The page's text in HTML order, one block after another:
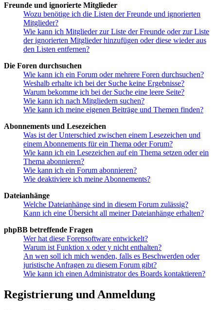
Freunde und ignorierte Mitglieder
Wozu benötige ich die Listen der Freunde und ignorierten
Mitglieder?
Wie kann ich Mitglieder zur Liste der Freunde oder zur Liste
der ignorierten Mitglieder hinzufügen oder diese wieder aus
den Listen entfernen?
Die Foren durchsuchen
Wie kann ich ein Forum oder mehrere Foren durchsuchen?
Weshalb erhalte ich bei der Suche keine Ergebnisse?
Warum bekomme ich bei der Suche eine leere Seite?
Wie kann ich nach Mitgliedern suchen?
Wie kann ich meine eigenen Beiträge und Themen finden?
Abonnements und Lesezeichen
Was ist der Unterschied zwischen einem Lesezeichen und
einem Abonnements für ein Thema oder Forum?
Wie kann ich ein Lesezeichen auf ein Thema setzen oder ein
Thema abonnieren?
Wie kann ich ein Forum abonnieren?
Wie deaktiviere ich meine Abonnements?
Dateianhänge
Welche Dateianhänge sind in diesem Forum zulässig?
Kann ich eine Übersicht all meiner Dateianhänge erhalten?
phpBB betreffende Fragen
Wer hat diese Forensoftware entwickelt?
Warum ist Funktion x oder y nicht enthalten?
An wen soll ich mich wenden, falls es Beschwerden oder
juristische Anfragen zu diesem Forum gibt?
Wie kann ich einen Administrator des Boards kontaktieren?
Registrierung und Anmeldung